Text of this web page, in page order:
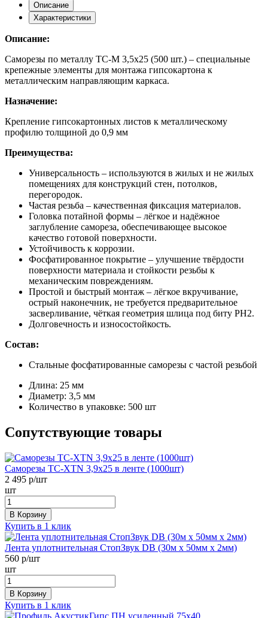
Описание
Характеристики
Описание:
Саморезы по металлу TC-M 3,5x25 (500 шт.) – специальные
крепежные элементы для монтажа гипсокартона к
металлическим направляющим каркаса.
Назначение:
Крепление гипсокартонных листов к металлическому
профилю толщиной до 0,9 мм
Преимущества:
Универсальность – используются в жилых и не жилых
помещениях для конструкций стен, потолков,
перегородок.
Частая резьба – качественная фиксация материалов.
Головка потайной формы – лёгкое и надёжное
заглубление самореза, обеспечивающее высокое
качество готовой поверхности.
Устойчивость к коррозии.
Фосфатированное покрытие – улучшение твёрдости
поверхности материала и стойкости резьбы к
механическим повреждениям.
Простой и быстрый монтаж – лёгкое вкручивание,
острый наконечник, не требуется предварительное
засверливание, чёткая геометрия шлица под биту PH2.
Долговечность и износостойкость.
Состав:
Стальные фосфатированные саморезы с частой резьбой
Длина: 25 мм
Диаметр: 3,5 мм
Количество в упаковке: 500 шт
Сопутствующие товары
Саморезы ТС-XTN 3,9x25 в ленте (1000шт)
2 495 р/шт
шт
В Корзину
Купить в 1 клик
Лента уплотнительная СтопЗвук DB (30м х 50мм х 2мм)
560 р/шт
шт
В Корзину
Купить в 1 клик